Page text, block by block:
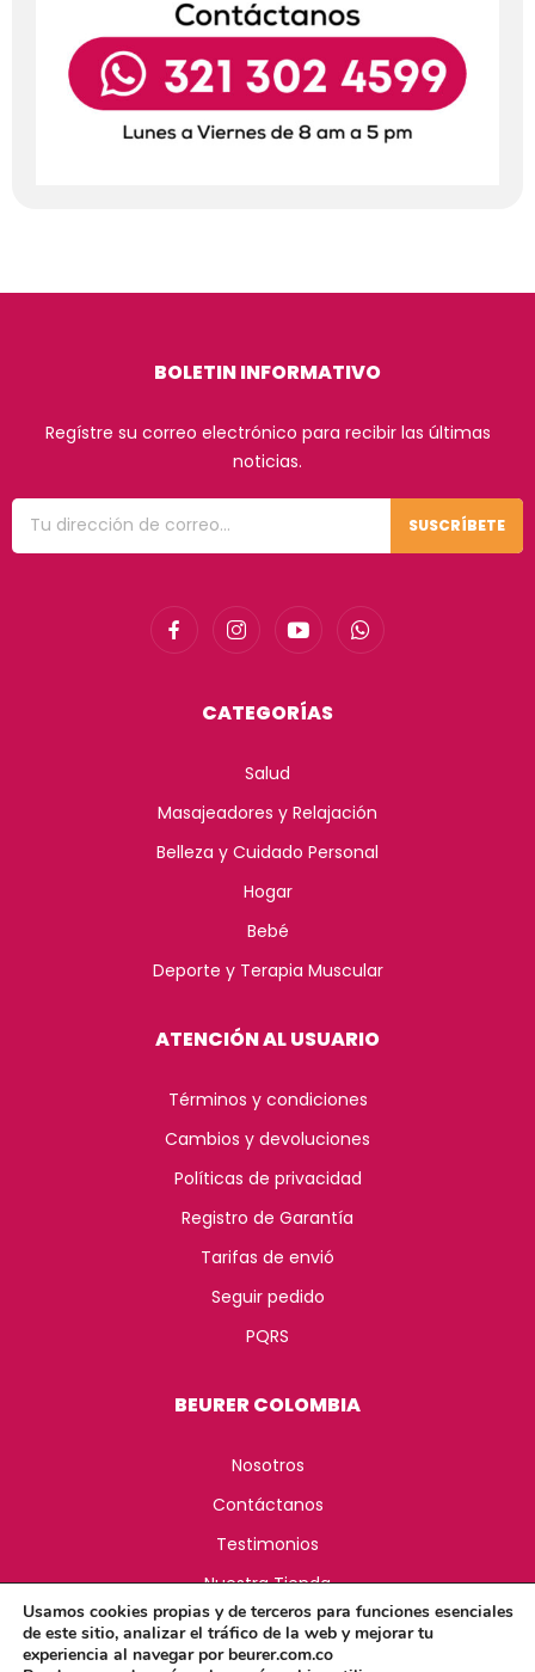
BOLETIN INFORMATIVO
Regístre su correo electrónico para recibir las últimas
noticias.
SUSCRÍBETE
CATEGORÍAS
Salud
Masajeadores y Relajación
Belleza y Cuidado Personal
Hogar
Bebé
Deporte y Terapia Muscular
ATENCIÓN AL USUARIO
Términos y condiciones
Cambios y devoluciones
Políticas de privacidad
Registro de Garantía
Tarifas de envió
Seguir pedido
PQRS
BEURER COLOMBIA
Nosotros
Contáctanos
Testimonios
Nuestra Tienda
Usamos cookies propias y de terceros para funciones esenciales
de este sitio, analizar el tráfico de la web y mejorar tu
experiencia al navegar por beurer.com.co